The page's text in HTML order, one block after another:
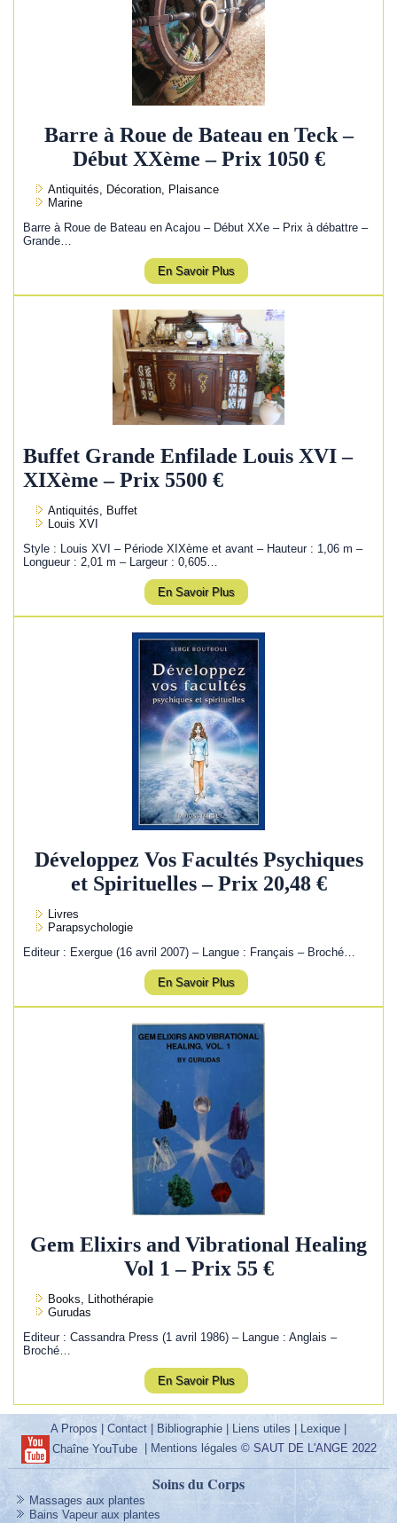
Barre à Roue de Bateau en Teck –
Début XXème – Prix 1050 €
Antiquités, Décoration, Plaisance
Marine
Barre à Roue de Bateau en Acajou – Début XXe – Prix à débattre –
Grande…
En Savoir Plus
Buffet Grande Enfilade Louis XVI –
XIXème – Prix 5500 €
Antiquités, Buffet
Louis XVI
Style : Louis XVI – Période XIXème et avant – Hauteur : 1,06 m –
Longueur : 2,01 m – Largeur : 0,605…
En Savoir Plus
Développez Vos Facultés Psychiques
et Spirituelles – Prix 20,48 €
Livres
Parapsychologie
Editeur : Exergue (16 avril 2007) – Langue : Français – Broché…
En Savoir Plus
Gem Elixirs and Vibrational Healing
Vol 1 – Prix 55 €
Books, Lithothérapie
Gurudas
Editeur : Cassandra Press (1 avril 1986) – Langue : Anglais –
Broché…
En Savoir Plus
A Propos |Contact | Bibliographie | Liens utiles| Lexique |
Chaîne YouTube| Mentions légales © SAUT DE L'ANGE 2022
Soins du Corps
Massages aux plantes
Bains Vapeur aux plantes